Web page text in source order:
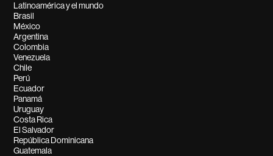
Latinoamérica y el mundo
Brasil
México
Argentina
Colombia
Venezuela
Chile
Perú
Ecuador
Panamá
Uruguay
Costa Rica
El Salvador
República Dominicana
Guatemala